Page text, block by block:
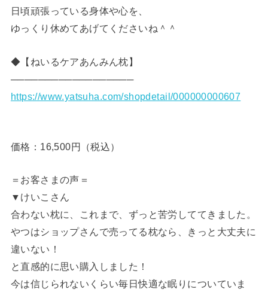
日頃頑張っている身体や心を、
ゆっくり休めてあげてくださいね＾＾
◆【ねいるケアあんみん枕】
──────────────────
https://www.yatsuha.com/shopdetail/000000000607
価格：16,500円（税込）
＝お客さまの声＝
▼けいこさん
合わない枕に、これまで、ずっと苦労しててきました。
やつはショップさんで売ってる枕なら、きっと大丈夫に
違いない！
と直感的に思い購入しました！
今は信じられないくらい毎日快適な眠りについていま